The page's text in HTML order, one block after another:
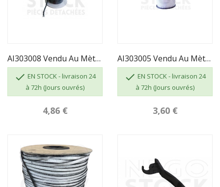
AI303008 Vendu Au Mètre - JOINT DE PORTE D8
 EN STOCK - livraison 24
à 72h (Jours ouvrés)
4,86 €
AI303005 Vendu Au Mètre - JOINT TRESSE...
 EN STOCK - livraison 24
à 72h (Jours ouvrés)
3,60 €